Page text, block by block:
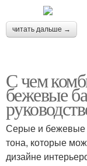
читать дальше →
С чем
бежевые
Серые и бежевые
тона, которые
дизайне